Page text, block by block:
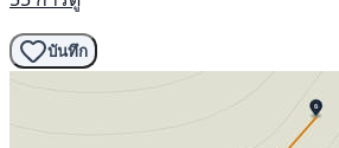
บันทึก